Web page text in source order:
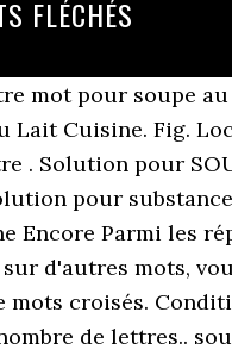
FLÉCHÉS
mot pour soupe au
Lait Cuisine. Fig.
. Solution pour
pour
Encore Parmi les
d'autres mots,
mots croisés.
de lettres..